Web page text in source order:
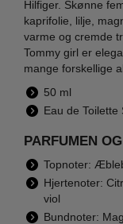
Hilfiger. Skønne
kaprifolie, lilje,
varme og cremde
Tommy girl er
mange forskellige
50 ml
Eau de Toilette
PARFUMEN
Topnoter:
Hjertenoter:
viol
Bundnoter: